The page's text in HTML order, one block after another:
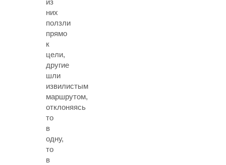
из
них
ползли
прямо
к
цели,
другие
шли
извилистым
маршрутом,
отклоняясь
то
в
одну,
то
в